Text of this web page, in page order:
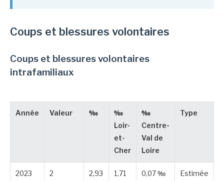
Coups et blessures volontaires
Coups et blessures volontaires
intrafamiliaux
Année Valeur ‰
‰
Loir-
et-
Cher
‰
Centre-
Val de
Loire
Type
2023
2
2,93
1,71
0,07 ‰ Estimée